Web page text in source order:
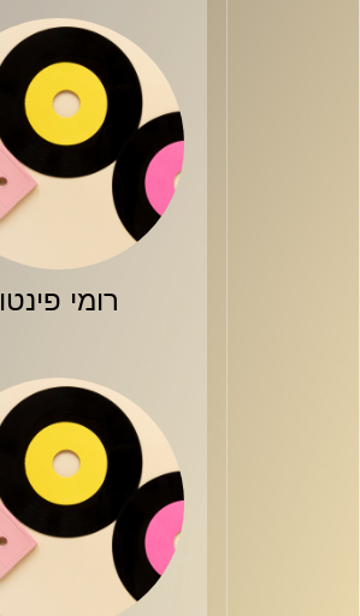
רומי פינטו